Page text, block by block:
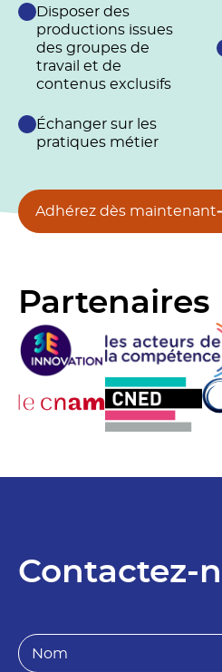
Disposer des
productions issues
des groupes de
travail et de
contenus exclusifs
Échanger sur les
pratiques métier
Adhérez dès maintenant
Partenaires
Contactez-
N
o